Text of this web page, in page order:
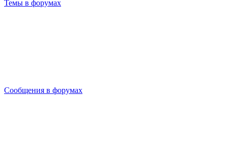
Темы в форумах
Сообщения в форумах